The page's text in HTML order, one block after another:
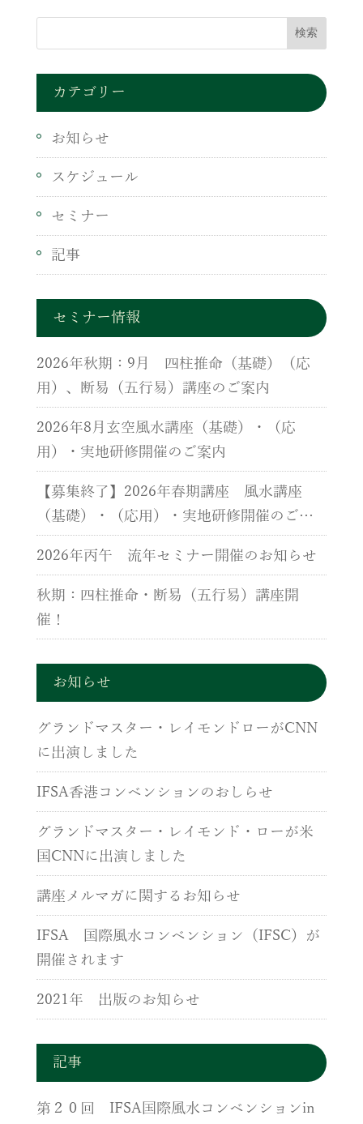
カテゴリー
お知らせ
スケジュール
セミナー
記事
セミナー情報
2026年秋期：9月 四柱推命（基礎）（応
用）、断易（五行易）講座のご案内
2026年8月玄空風水講座（基礎）・（応
用）・実地研修開催のご案内
【募集終了】2026年春期講座 風水講座
（基礎）・（応用）・実地研修開催のご案
内
2026年丙午 流年セミナー開催のお知らせ
秋期：四柱推命・断易（五行易）講座開
催！
お知らせ
グランドマスター・レイモンドローがCNN
に出演しました
IFSA香港コンベンションのおしらせ
グランドマスター・レイモンド・ローが米
国CNNに出演しました
講座メルマガに関するお知らせ
IFSA 国際風水コンベンション（IFSC）が
開催されます
2021年 出版のお知らせ
記事
第２０回 IFSA国際風水コンベンションin